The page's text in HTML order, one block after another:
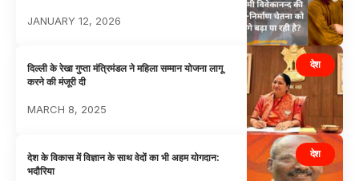
JANUARY 12, 2026
देश
दिल्ली के रेखा गुप्ता मंत्रिमंडल ने महिला सम्मान योजना लागू
करने की मंजूरी दी
MARCH 8, 2025
देश
देश के विकास में विज्ञान के साथ वेदों का भी अहम योगदान:
भदौरिया